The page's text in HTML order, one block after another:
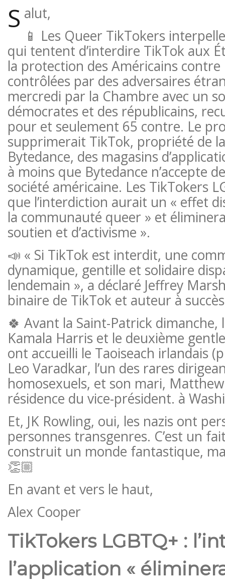
S alut,
📱 Les Queer TikTokers
qui tentent d’interdire TikTok aux
la protection des Américains contre
contrôlées par des adversaires
mercredi par la Chambre avec un
démocrates et des républicains,
pour et seulement 65 contre. Le
supprimerait TikTok, propriété de
Bytedance, des magasins
à moins que Bytedance n’accepte
société américaine. Les TikTokers
que l’interdiction aurait un « effet
la communauté queer » et
soutien et d’activisme ».
📣 « Si TikTok est interdit, une
dynamique, gentille et solidaire
lendemain », a déclaré Jeffrey
binaire de TikTok et auteur à
🍀 Avant la Saint-Patrick dimanche,
Kamala Harris et le deuxième
ont accueilli le Taoiseach irlandais
Leo Varadkar, l’un des rares
homosexuels, et son mari,
résidence du vice-président. à
Et, JK Rowling, oui, les nazis ont
personnes transgenres. C’est un
construit un monde fantastique,
👏🏼
En avant et vers le haut,
Alex Cooper
TikTokers LGBTQ+ :
l’application «